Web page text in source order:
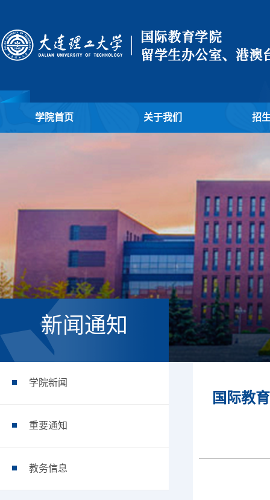
学院首页 关于我们 招
新闻通知
学院新闻
重要通知
教务信息
国际教